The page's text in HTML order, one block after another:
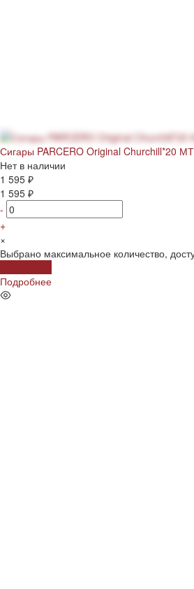
Сигары PARCERO Original Churchill*20 МТ
Нет в наличии
1 595 ₽
1 595 ₽
-
+
×
Выбрано максимальное количество,
Подробнее